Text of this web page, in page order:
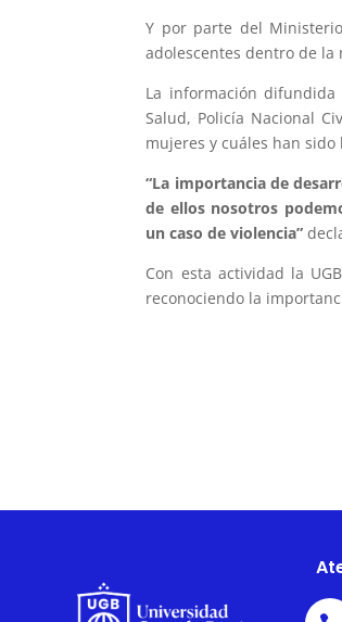
Y por parte del
adolescentes dentro de
La información
Salud, Policía Nacional
mujeres y cuáles han
“La importancia de
de ellos nosotros
un caso de violencia”
Con esta actividad la
reconociendo la